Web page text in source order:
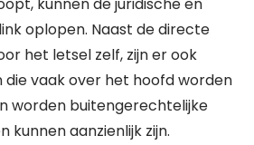
oplopen. Naast de directe
het letsel zelf, zijn er ook
die vaak over het hoofd worden
worden buitengerechtelijke
kunnen aanzienlijk zijn.